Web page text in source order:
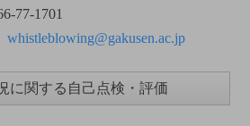
1701
に関する自己点検・評価